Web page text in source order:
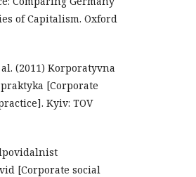
of Capitalism. Oxford
(2011) Korporatyvna
[Corporate
Kyiv: TOV
[Corporate social